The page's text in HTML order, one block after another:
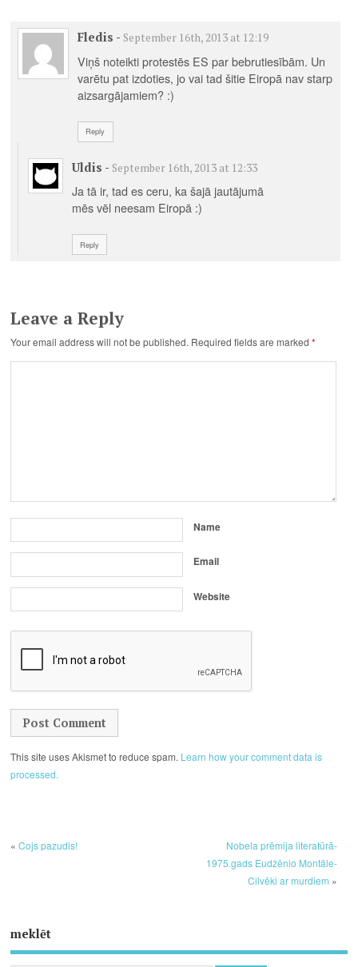
Fledis - September 16th, 2013 at 12:19
Viņš noteikti protestēs ES par bebrutiesībām. Un
varētu pat izdoties, jo vai tad šitie Eiropā nav starp
aizsargājamiem? :)
Reply
Uldis - September 16th, 2013 at 12:33
Ja tā ir, tad es ceru, ka šajā jautājumā
mēs vēl neesam Eiropā :)
Reply
Leave a Reply
Your email address will not be published. Required fields are marked*
Name
Email
Website
This site uses Akismet to reduce spam. Learn how your comment data is
processed.
«Cojs pazudis!
Nobela prēmija literatūrā-
1975.gads Eudžēnio Montāle-
Cilvēki ar murdiem »
meklēt